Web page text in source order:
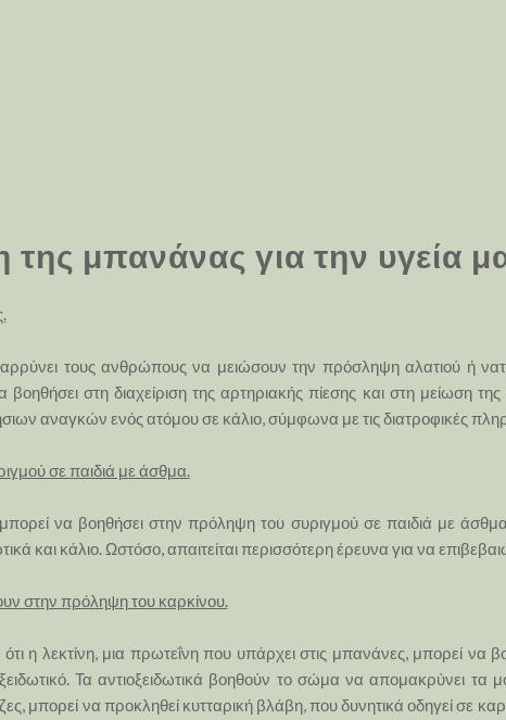
της μπανάνας για την υγεία
τους ανθρώπους να μειώσουν την πρόσληψη αλατιού ή
στη διαχείριση της αρτηριακής πίεσης και στη μείωση της
αναγκών ενός ατόμου σε κάλιο, σύμφωνα με τις διατροφικές
σε παιδιά με άσθμα.
να βοηθήσει στην πρόληψη του συριγμού σε παιδιά με
και κάλιο. Ωστόσο, απαιτείται περισσότερη έρευνα για να
στην πρόληψη του καρκίνου.
η λεκτίνη, μια πρωτεΐνη που υπάρχει στις μπανάνες, μπορεί να
Τα αντιοξειδωτικά βοηθούν το σώμα να απομακρύνει τα
μπορεί να προκληθεί κυτταρική βλάβη, που δυνητικά οδηγεί σε